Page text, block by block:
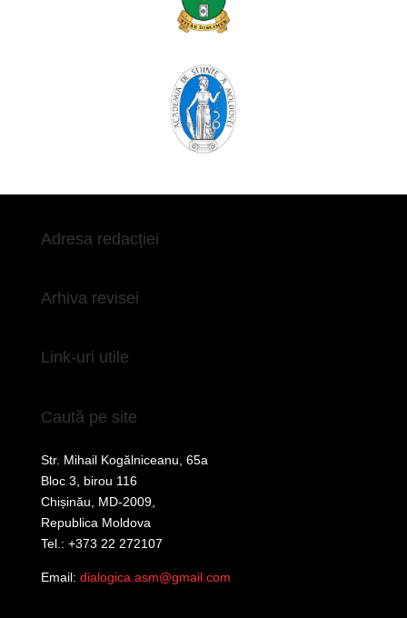
Adresa redacției
Arhiva revisei
Link-uri utile
Caută pe site
Str. Mihail Kogălniceanu, 65a
Bloc 3, birou 116
Chișinău, MD-2009,
Republica Moldova
Tel.: +373 22 272107
Email: dialogica.asm@gmail.com